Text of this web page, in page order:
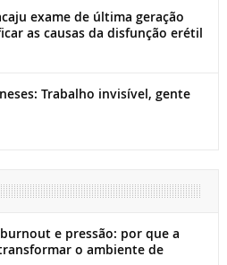
exame de última geração
as causas da disfunção erétil
Trabalho invisível, gente
e pressão: por que a
o ambiente de